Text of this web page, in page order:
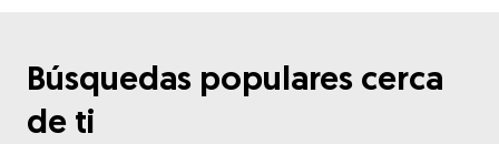
Búsquedas populares cerca
de ti